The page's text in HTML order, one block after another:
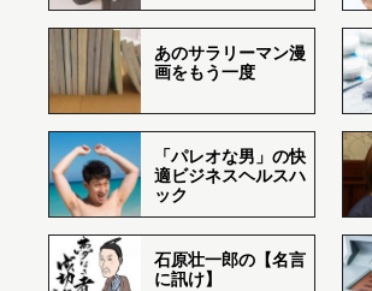
あのサラリーマン漫
画をもう一度
「パレオな男」の快
適ビジネスヘルスハ
ック
石原壮一郎の【名言
に訊け】